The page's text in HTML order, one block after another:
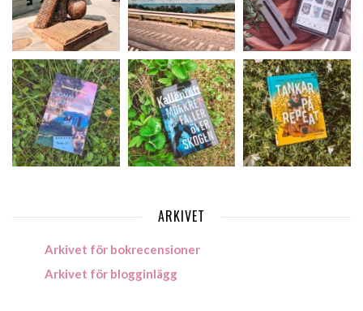
ARKIVET
Arkivet för bokrecensioner
Arkivet för blogginlägg